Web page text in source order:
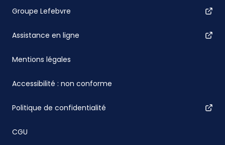
Groupe Lefebvre
Assistance en ligne
Mentions légales
Accessibilité : non conforme
Politique de confidentialité
CGU